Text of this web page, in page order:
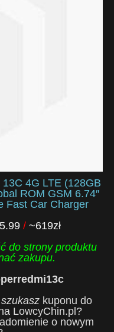
4G LTE (128GB
ROM GSM 6.74″
Fast Car Charger
/~619zł
do strony produktu
zakupu.
szukaszkuponu do
LowcyChin.pl?
o nowym